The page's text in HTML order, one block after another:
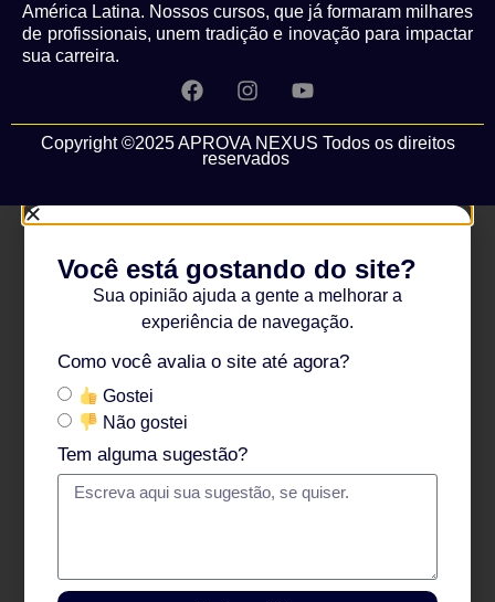
América Latina. Nossos cursos, que já formaram milhares
de profissionais, unem tradição e inovação para impactar
sua carreira.
Copyright ©2025 APROVA NEXUS Todos os direitos
reservados
Você está gostando do site?
Sua opinião ajuda a gente a melhorar a
experiência de navegação.
Como você avalia o site até agora?
Gostei
Não gostei
Tem alguma sugestão?